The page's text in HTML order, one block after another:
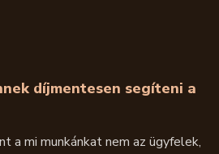
díjmentesen segíteni a
a mi munkánkat nem az ügyfelek,